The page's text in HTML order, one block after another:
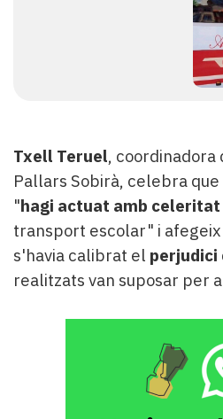
Txell Teruel, coordinadora
Pallars Sobirà, celebra
"hagi actuat amb celeritat
transport escolar" i
s'havia calibrat el perjudici
realitzats van suposar per